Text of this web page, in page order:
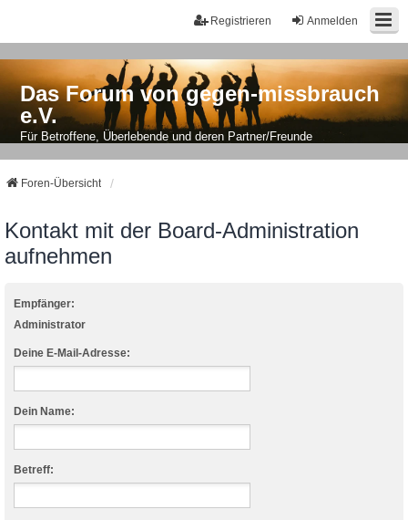
Anmelden
Registrieren
Das Forum von gegen-missbrauch
e.V.
Für Betroffene, Überlebende und deren Partner/Freunde
Foren-Übersicht
Kontakt mit der Board-Administration
aufnehmen
Empfänger:
Administrator
Deine E-Mail-Adresse:
Dein Name:
Betreff: